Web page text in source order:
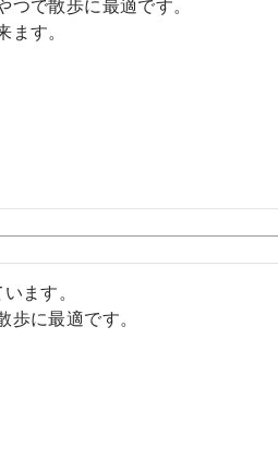
つで散歩に最適です。
ます。
ます。
歩に最適です。